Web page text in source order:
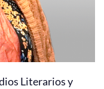
Literarios y